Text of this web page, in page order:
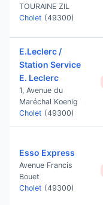
TOURAINE ZIL
Cholet (49300)
E.Leclerc /
Station Service
E. Leclerc
1, Avenue du
Maréchal Koenig
Cholet (49300)
Esso Express
Avenue Francis
Bouet
Cholet (49300)